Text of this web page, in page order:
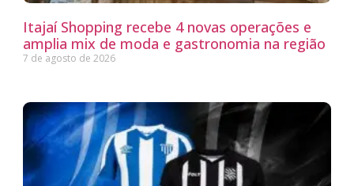
Itajaí Shopping recebe 4 novas operações e
amplia mix de moda e gastronomia na região
7 de agosto de 2026